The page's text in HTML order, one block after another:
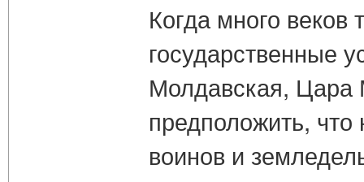
Когда много веков
государственные
Молдавская, Цара
предположить,
воинов и